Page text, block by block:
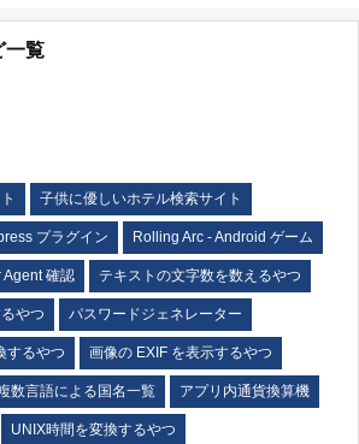
一覧
子供に優しいホテル検索サイト
プラグイン Rolling Arc - Android ゲーム
Agent 確認 テキストの文字数を数えるやつ
やつ パスワードジェネレーター
するやつ 画像の EXIF を表示するやつ
数言語による国名一覧 アプリ内通貨換算機
UNIX時間を変換するやつ